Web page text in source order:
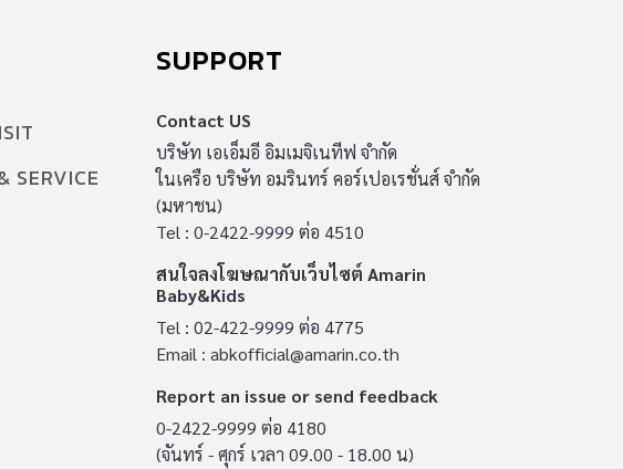
SERVICE
SUPPORT
Contact US
บริษัท เอเอ็มอี อิมเมจิเนทีฟ จำกัด
ในเครือ บริษัท อมรินทร์ คอร์เปอเรชั่นส์ จำกัด
(มหาชน)
Tel : 0-2422-9999 ต่อ 4510
สนใจลงโฆษณากับเว็บไซต์ Amarin
Baby&Kids
Tel : 02-422-9999 ต่อ 4775
Email : abkofficial@amarin.co.th
Report an issue or send feedback
0-2422-9999 ต่อ 4180
(จันทร์ - ศุกร์ เวลา 09.00 - 18.00 น)